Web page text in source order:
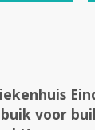
voor